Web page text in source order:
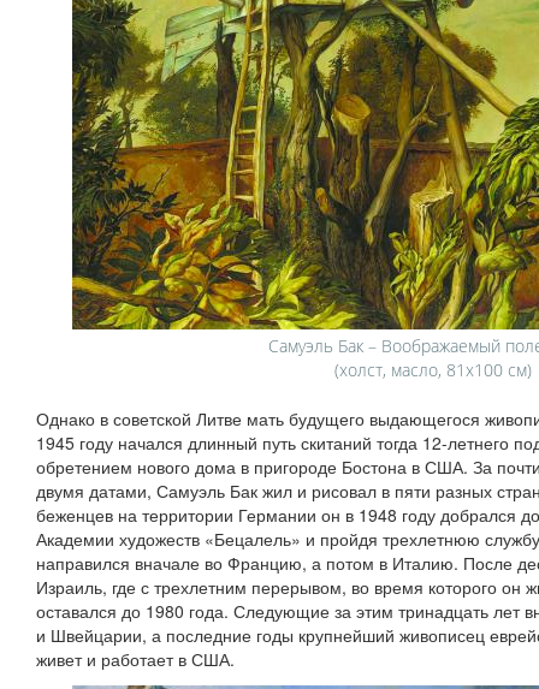
Самуэль Бак – Воображаемый
(холст, масло, 81х100 см)
Однако в советской Литве мать будущего выдающегося
1945 году начался длинный путь скитаний тогда 12-летнего
обретением нового дома в пригороде Бостона в США. За
двумя датами, Самуэль Бак жил и рисовал в пяти разных
беженцев на территории Германии он в 1948 году добрался
Академии художеств «Бецалель» и пройдя трехлетнюю
направился вначале во Францию, а потом в Италию. После
Израиль, где с трехлетним перерывом, во время которого он
оставался до 1980 года. Следующие за этим тринадцать лет
и Швейцарии, а последние годы крупнейший живописец
живет и работает в США.